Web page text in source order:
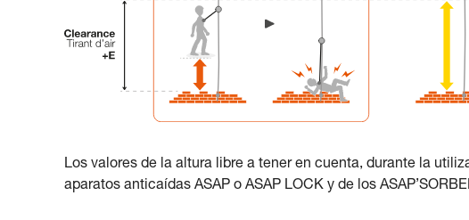
Los valores de la altura libre a tener en cuenta, durante la
aparatos anticaídas ASAP o ASAP LOCK y de los